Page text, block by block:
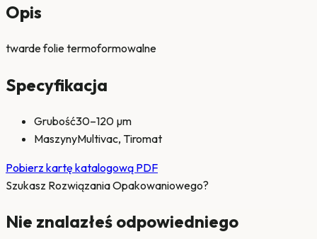
Opis
twarde folie termoformowalne
Specyfikacja
Grubość30–120 µm
MaszynyMultivac, Tiromat
Pobierz kartę katalogową PDF
Szukasz Rozwiązania Opakowaniowego?
Nie znalazłeś odpowiedniego